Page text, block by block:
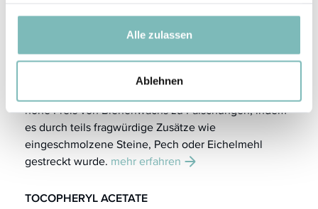
gesammelt haben.
Alle zulassen
Ablehnen
CERA ALBA
Die Bienenzucht für die Gewinnung von Honig,
Wachs und Propolis hat eine lange Tradition, in
Ägypten begann sie wahrscheinlich vor 4.000 bis
hohe Preis von Bienenwachs zu Fälschungen, indem
es durch teils fragwürdige Zusätze wie
eingeschmolzene Steine, Pech oder Eichelmehl
gestreckt wurde. mehr erfahren
TOCOPHERYL ACETATE